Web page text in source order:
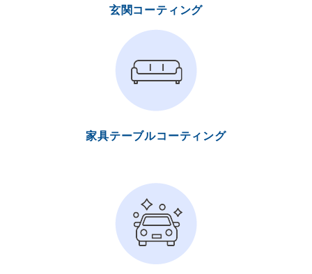
玄関コーティング
家具テーブルコーティング